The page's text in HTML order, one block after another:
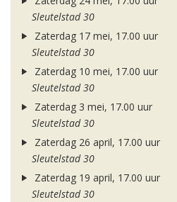
Sleutelstad 30
Zaterdag 17 mei, 17.00 uur
Sleutelstad 30
Zaterdag 10 mei, 17.00 uur
Sleutelstad 30
Zaterdag 3 mei, 17.00 uur
Sleutelstad 30
Zaterdag 26 april, 17.00 uur
Sleutelstad 30
Zaterdag 19 april, 17.00 uur
Sleutelstad 30